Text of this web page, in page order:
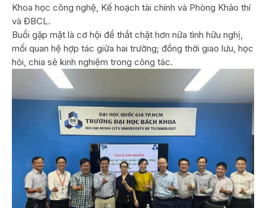
Khoa học công nghệ, Kế hoạch tài chính và Phòng Khảo thí
và ĐBCL.
Buổi gặp mặt là cơ hội để thắt chặt hơn nữa tình hữu nghị,
mối quan hệ hợp tác giữa hai trường; đồng thời giao lưu, học
hỏi, chia sẻ kinh nghiệm trong công tác.